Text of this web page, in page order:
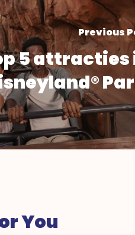
Previous
5 attracties
You